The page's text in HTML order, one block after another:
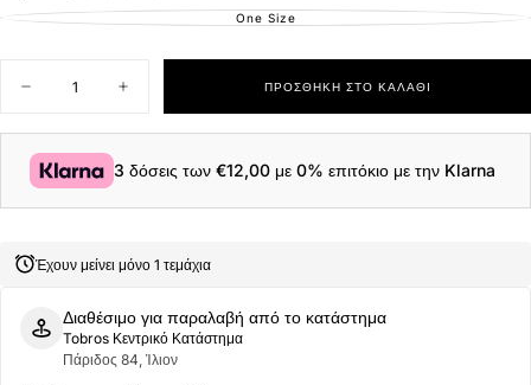
One Size
ΕΚΤΌΣ
Μείωση
για
Jeans
Ανδρικό
7477441-
999
Αύξηση
ποσότητας
για
Jeans
Ανδρικό
999
ΠΡΟΣΘΉΚΗ ΣΤΟ ΚΑΛΆΘΙ
3 δόσεις των€12,00 με 0% επιτόκιο με την Klarna
Έχουν μείνει μόνο 1 τεμάχια
Διαθέσιμο για παραλαβή από το κατάστημα
Tobros Κεντρικό Κατάστημα
Πάριδος 84, Ίλιον